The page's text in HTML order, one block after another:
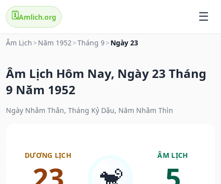
🗓️Amlich.org
Âm Lịch > Năm 1952>Tháng 9> Ngày 23
Âm Lịch Hôm Nay, Ngày 23 Tháng
9 Năm 1952
Ngày Nhâm Thân, Tháng Kỷ Dậu, Năm Nhâm Thìn
DƯƠNG LỊCH
🐒
ÂM LỊCH